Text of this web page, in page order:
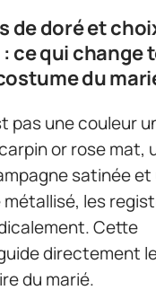
de doré et
ce qui change
du
pas une couleur
or rose mat,
satinée et
métallisé, les
Cette
directement
du marié.